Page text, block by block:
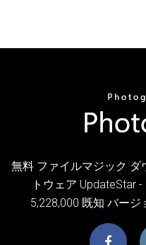
無料 ファイルマジック ダ
トウェア UpdateStar
5,228,000 既知 バー